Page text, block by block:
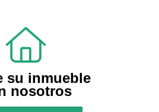
su inmueble
nosotros